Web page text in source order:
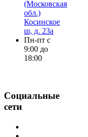
(Московская
обл.)
Косинское
ш, д. 23а
Пн-пт с
9:00 до
18:00
Социальные
сети